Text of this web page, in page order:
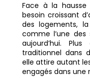
Face à la
besoin croissant
des logements, la
comme l’une des
aujourd’hui.
traditionnel dans
elle attire autant
engagés dans une